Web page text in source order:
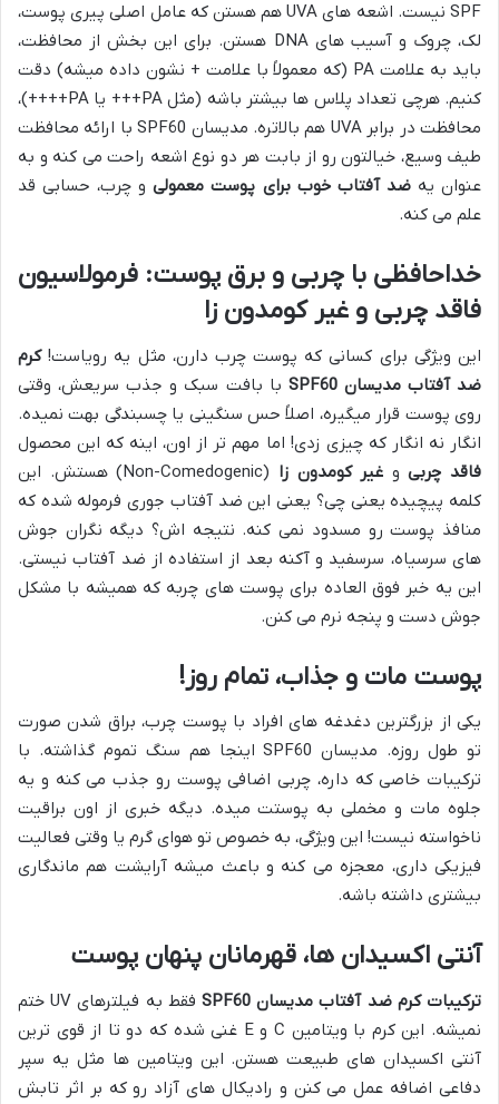
SPF نیست. اشعه های UVA هم هستن که عامل اصلی پیری پوست،
لک، چروک و آسیب های DNA هستن. برای این بخش از محافظت،
باید به علامت PA (که معمولاً با علامت + نشون داده میشه) دقت
کنیم. هرچی تعداد پلاس ها بیشتر باشه (مثل PA+++ یا PA++++)،
محافظت در برابر UVA هم بالاتره. مدیسان SPF60 با ارائه محافظت
طیف وسیع، خیالتون رو از بابت هر دو نوع اشعه راحت می کنه و به
عنوان یهضد آفتاب خوب برای پوست معمولیو چرب، حسابی قد
علم می کنه.
خداحافظی با چربی و برق پوست: فرمولاسیون
فاقد چربی و غیر کومدون زا
این ویژگی برای کسانی که پوست چرب دارن، مثل یه رویاست!کرم
ضد آفتاب مدیسان SPF60
با بافت سبک و جذب سریعش، وقتی
روی پوست قرار میگیره، اصلاً حس سنگینی یا چسبندگی بهت نمیده.
انگار نه انگار که چیزی زدی! اما مهم تر از اون، اینه که این محصول
فاقد چربیو غیر کومدون زا
(Non-Comedogenic) هستش. این
کلمه پیچیده یعنی چی؟ یعنی این ضد آفتاب جوری فرموله شده که
منافذ پوست رو مسدود نمی کنه. نتیجه اش؟ دیگه نگران جوش
های سرسیاه، سرسفید و آکنه بعد از استفاده از ضد آفتاب نیستی.
این یه خبر فوق العاده برای پوست های چربه که همیشه با مشکل
جوش دست و پنجه نرم می کنن.
پوست مات و جذاب، تمام روز!
یکی از بزرگترین دغدغه های افراد با پوست چرب، براق شدن صورت
تو طول روزه. مدیسان SPF60 اینجا هم سنگ تموم گذاشته. با
ترکیبات خاصی که داره، چربی اضافی پوست رو جذب می کنه و یه
جلوه مات و مخملی به پوستت میده. دیگه خبری از اون براقیت
ناخواسته نیست! این ویژگی، به خصوص تو هوای گرم یا وقتی فعالیت
فیزیکی داری، معجزه می کنه و باعث میشه آرایشت هم ماندگاری
بیشتری داشته باشه.
آنتی اکسیدان ها، قهرمانان پنهان پوست
ترکیبات کرم ضد آفتاب مدیسان SPF60
فقط به فیلترهای UV ختم
نمیشه. این کرم با ویتامین C و E غنی شده که دو تا از قوی ترین
آنتی اکسیدان های طبیعت هستن. این ویتامین ها مثل یه سپر
دفاعی اضافه عمل می کنن و رادیکال های آزاد رو که بر اثر تابش